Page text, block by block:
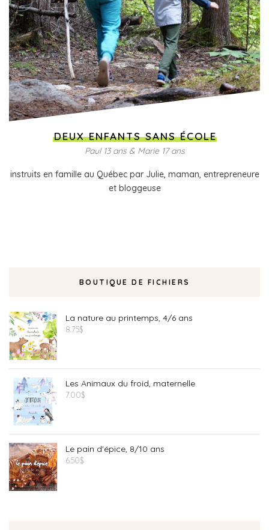
DEUX ENFANTS SANS ÉCOLE
Paul 13 ans & Marie 17 ans
instruits en famille au Québec par Julie, maman, entrepreneure
et bloggeuse
BOUTIQUE DE FICHIERS
La nature au printemps, 4/6 ans
8.75$
Les Animaux du froid, maternelle
7.00$
Le pain d'épice, 8/10 ans
6.50$